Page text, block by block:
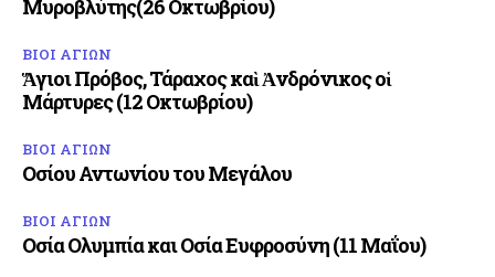
Μυροβλύτης(26 Οκτωβρίου)
ΒΙΟΙ ΑΓΙΩΝ
Ἅγιοι Πρόβος, Τάραχος καὶ Ἀνδρόνικος οἱ
Μάρτυρες (12 Οκτωβρίου)
ΒΙΟΙ ΑΓΙΩΝ
Οσίου Αντωνίου του Μεγάλου
ΒΙΟΙ ΑΓΙΩΝ
Οσία Ολυμπία και Οσία Ευφροσύνη (11 Μαΐου)